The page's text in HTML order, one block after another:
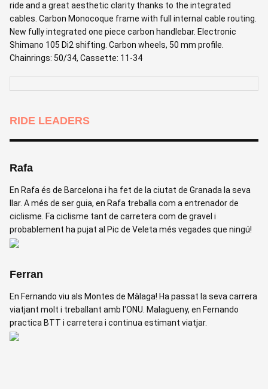
ride and a great aesthetic clarity thanks to the integrated
cables. Carbon Monocoque frame with full internal cable routing.
New fully integrated one piece carbon handlebar. Electronic
Shimano 105 Di2 shifting. Carbon wheels, 50 mm profile.
Chainrings: 50/34, Cassette: 11-34
RIDE LEADERS
Rafa
En Rafa és de Barcelona i ha fet de la ciutat de Granada la seva
llar. A més de ser guia, en Rafa treballa com a entrenador de
ciclisme. Fa ciclisme tant de carretera com de gravel i
probablement ha pujat al Pic de Veleta més vegades que ningú!
Ferran
En Fernando viu als Montes de Màlaga! Ha passat la seva carrera
viatjant molt i treballant amb l'ONU. Malagueny, en Fernando
practica BTT i carretera i continua estimant viatjar.